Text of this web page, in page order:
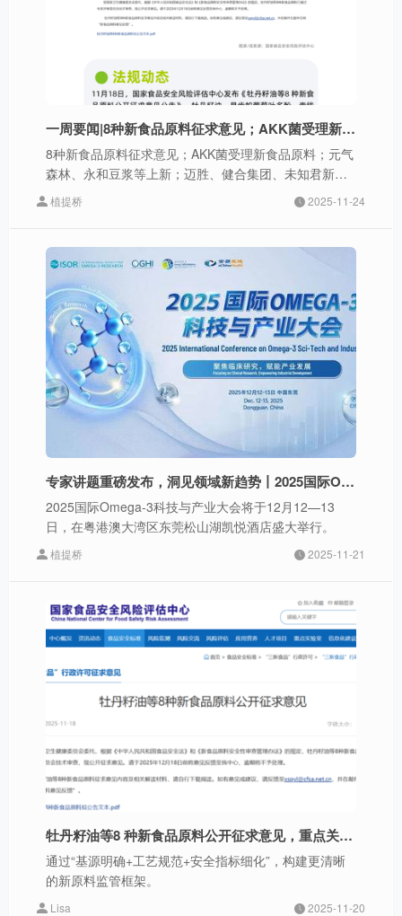
一周要闻|8种新食品原料征求意见；AKK菌受理新食品原料；元气森林、永和豆浆等上新；迈胜、健合集团、未知君新动态
8种新食品原料征求意见；AKK菌受理新食品原料；元气
森林、永和豆浆等上新；迈胜、健合集团、未知君新动
态
植提桥 2025-11-24
专家讲题重磅发布，洞见领域新趋势丨2025国际Omega-3科技与产业大会
2025国际Omega-3科技与产业大会将于12月12—13
日，在粤港澳大湾区东莞松山湖凯悦酒店盛大举行。
植提桥 2025-11-21
牡丹籽油等8 种新食品原料公开征求意见，重点关注：显齿蛇葡萄叶多酚、青钱柳叶多酚、发酵法L-茶氨酸
通过“基源明确+工艺规范+安全指标细化”，构建更清晰
的新原料监管框架。
Lisa 2025-11-20